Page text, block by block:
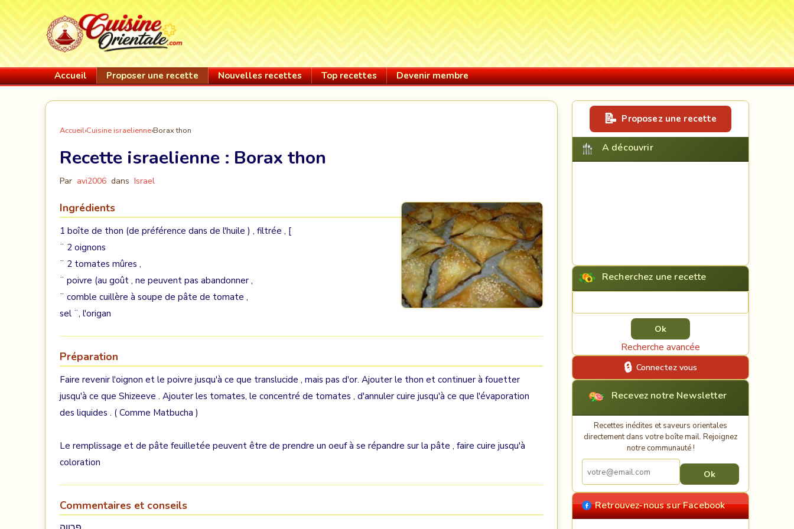
Accueil Proposer une recette Nouvelles recettes Top recettes Devenir membre
Accueil›Cuisine israelienne›Borax thon
Recette israelienne : Borax thon
Par avi2006 dans Israel
Ingrédients
1 boîte de thon (de préférence dans de l'huile ) , filtrée , [
¨ 2 oignons
¨ 2 tomates mûres ,
¨ poivre (au goût , ne peuvent pas abandonner ,
¨ comble cuillère à soupe de pâte de tomate ,
sel ¨, l'origan
Préparation
Faire revenir l'oignon et le poivre jusqu'à ce que translucide , mais pas d'or. Ajouter le thon et continuer à fouetter
jusqu'à ce que Shizeeve . Ajouter les tomates, le concentré de tomates , d'annuler cuire jusqu'à ce que l'évaporation
des liquides . ( Comme Matbucha )
Le remplissage et de pâte feuilletée peuvent être de prendre un oeuf à se répandre sur la pâte , faire cuire jusqu'à
coloration
Commentaires et conseils
Proposez une recette
A découvrir
Recherchez une recette
Recherche avancée
Connectez vous
Recevez notre Newsletter
Recettes inédites et saveurs orientales
directement dans votre boîte mail. Rejoignez
notre communauté !
Retrouvez-nous sur Facebook